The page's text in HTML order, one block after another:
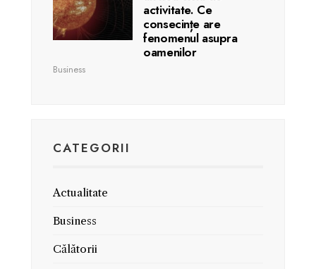
activitate. Ce
consecințe are
fenomenul asupra
oamenilor
Business
CATEGORII
Actualitate
Business
Călătorii